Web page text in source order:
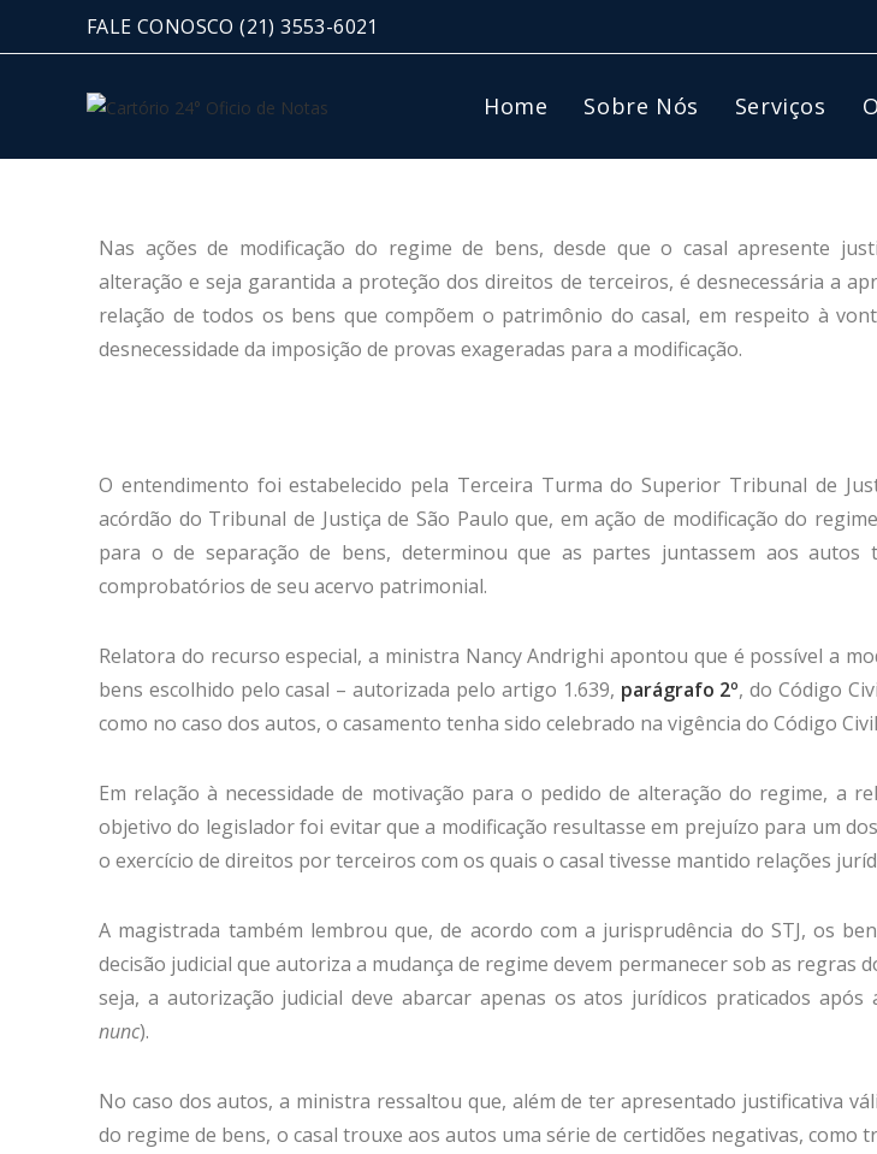
FALE CONOSCO(21) 3553-6021
Home Sobre Nós Serviços
Nas ações de modificação do regime de bens, desde que o casal apresente
alteração e seja garantida a proteção dos direitos de terceiros, é desnecessária a
relação de todos os bens que compõem o patrimônio do casal, em respeito à
desnecessidade da imposição de provas exageradas para a modificação.
O entendimento foi estabelecido pela Terceira Turma do Superior Tribunal de
acórdão do Tribunal de Justiça de São Paulo que, em ação de modificação do
para o de separação de bens, determinou que as partes juntassem aos autos
comprobatórios de seu acervo patrimonial.
Relatora do recurso especial, a ministra Nancy Andrighi apontou que é possível a
bens escolhido pelo casal – autorizada pelo artigo 1.639, parágrafo 2º, do Código
como no caso dos autos, o casamento tenha sido celebrado na vigência do Código
Em relação à necessidade de motivação para o pedido de alteração do regime, a
objetivo do legislador foi evitar que a modificação resultasse em prejuízo para um
o exercício de direitos por terceiros com os quais o casal tivesse mantido relações
A magistrada também lembrou que, de acordo com a jurisprudência do STJ, os
decisão judicial que autoriza a mudança de regime devem permanecer sob as regras
seja, a autorização judicial deve abarcar apenas os atos jurídicos praticados após
nunc).
No caso dos autos, a ministra ressaltou que, além de ter apresentado justificativa
do regime de bens, o casal trouxe aos autos uma série de certidões negativas, como